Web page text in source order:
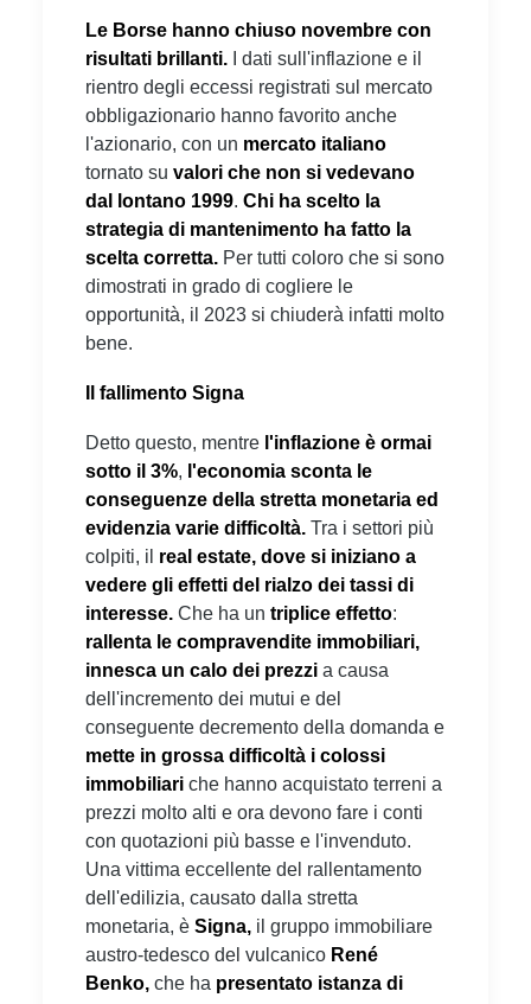
Le Borse hanno chiuso novembre con
risultati brillanti.
I dati sull'inflazione e il
rientro degli eccessi registrati sul mercato
obbligazionario hanno favorito anche
l'azionario, con un mercato italiano
tornato su valori che non si vedevano
dal lontano 1999. Chi ha scelto la
strategia di mantenimento ha fatto la
scelta corretta. Per tutti coloro che si sono
dimostrati in grado di cogliere le
opportunità, il 2023 si chiuderà infatti molto
bene.
Il fallimento Signa
Detto questo, mentre l'inflazione è ormai
sotto il 3%, l'economia sconta le
conseguenze della stretta monetaria ed
evidenzia varie difficoltà. Tra i settori più
colpiti, il real estate, dove si iniziano a
vedere gli effetti del rialzo dei tassi di
interesse. Che ha un triplice effetto:
rallenta le compravendite immobiliari,
innesca un calo dei prezzi a causa
dell'incremento dei mutui e del
conseguente decremento della domanda e
mette in grossa difficoltà i colossi
immobiliari che hanno acquistato terreni a
prezzi molto alti e ora devono fare i conti
con quotazioni più basse e l'invenduto.
Una vittima eccellente del rallentamento
dell'edilizia, causato dalla stretta
monetaria, è Signa, il gruppo immobiliare
austro-tedesco del vulcanico René
Benko, che ha presentato istanza di